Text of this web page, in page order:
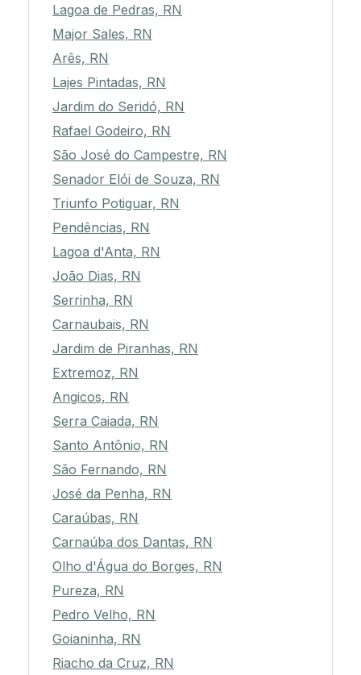
Lagoa de Pedras, RN
Major Sales, RN
Arês, RN
Lajes Pintadas, RN
Jardim do Seridó, RN
Rafael Godeiro, RN
São José do Campestre, RN
Senador Elói de Souza, RN
Triunfo Potiguar, RN
Pendências, RN
Lagoa d'Anta, RN
João Dias, RN
Serrinha, RN
Carnaubais, RN
Jardim de Piranhas, RN
Extremoz, RN
Angicos, RN
Serra Caiada, RN
Santo Antônio, RN
São Fernando, RN
José da Penha, RN
Caraúbas, RN
Carnaúba dos Dantas, RN
Olho d'Água do Borges, RN
Pureza, RN
Pedro Velho, RN
Goianinha, RN
Riacho da Cruz, RN